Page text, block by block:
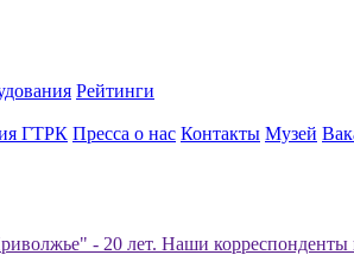
Рейтинги
ГТРК Пресса о нас Контакты Музей
- 20 лет. Наши